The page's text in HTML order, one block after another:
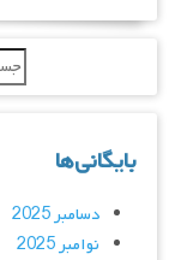
بایگانی‌ها
دسامبر 2025
نوامبر 2025